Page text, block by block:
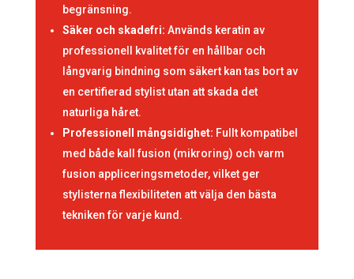
begränsning.
Säker och skadefri: Används keratin av
professionell kvalitet för en hållbar och
långvarig bindning som säkert kan tas bort av
en certifierad stylist utan att skada det
naturliga håret.
Professionell mångsidighet: Fullt kompatibel
med både kall fusion (mikroring) och varm
fusion appliceringsmetoder, vilket ger
stylisterna flexibiliteten att välja den bästa
tekniken för varje kund.